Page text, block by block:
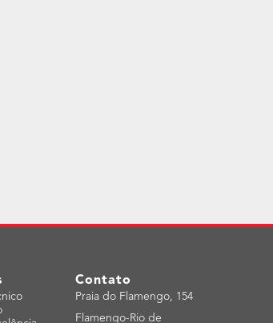
Contato
Praia do Flamengo, 154
Flamengo-Rio de